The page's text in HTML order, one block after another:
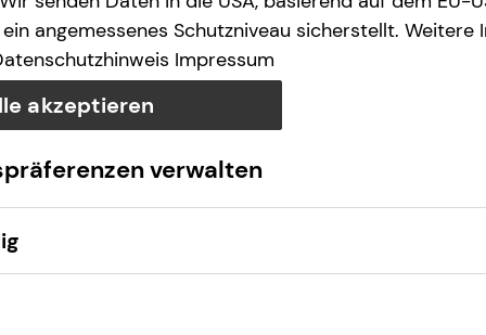
angemessenes Schutzniveau sicherstellt. Weitere
Impressum
akzeptieren
verwalten